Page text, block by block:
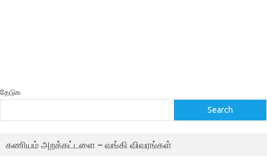
தேடுக
Search
கணியம் அறக்கட்டளை – வங்கி விவரங்கள்